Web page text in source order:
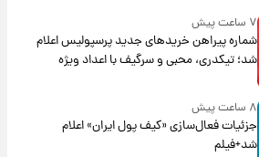
۷ ساعت پیش
شماره پیراهن خریدهای جدید پرسپولیس اعلام
شد؛ تیکدری، محبی و سرگیف با اعداد ویژه
۸ ساعت پیش
جزئیات فعال‌سازی «کیف پول ایران» اعلام
شد+فیلم